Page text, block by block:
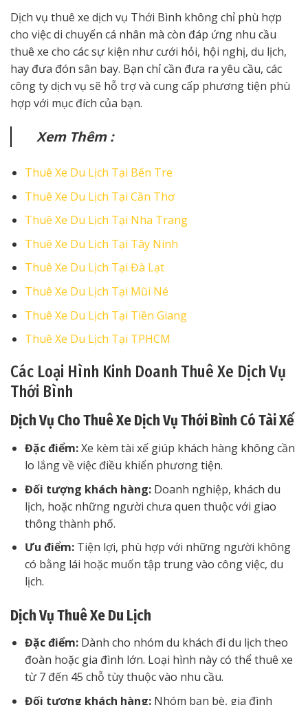
Dịch vụ thuê xe dịch vụ Thới Bình không chỉ phù hợp
cho việc di chuyển cá nhân mà còn đáp ứng nhu cầu
thuê xe cho các sự kiện như cưới hỏi, hội nghị, du lịch,
hay đưa đón sân bay. Bạn chỉ cần đưa ra yêu cầu, các
công ty dịch vụ sẽ hỗ trợ và cung cấp phương tiện phù
hợp với mục đích của bạn.
Xem Thêm :
Thuê Xe Du Lịch Tại Bến Tre
Thuê Xe Du Lịch Tại Cần Thơ
Thuê Xe Du Lịch Tại Nha Trang
Thuê Xe Du Lịch Tại Tây Ninh
Thuê Xe Du Lịch Tại Đà Lạt
Thuê Xe Du Lịch Tại Mũi Né
Thuê Xe Du Lịch Tại Tiền Giang
Thuê Xe Du Lịch Tại TPHCM
Các Loại Hình Kinh Doanh Thuê Xe Dịch Vụ
Thới Bình
Dịch Vụ Cho Thuê Xe Dịch Vụ Thới Bình Có Tài Xế
Đặc điểm:Xe kèm tài xế giúp khách hàng không cần
lo lắng về việc điều khiển phương tiện.
Đối tượng khách hàng:Doanh nghiệp, khách du
lịch, hoặc những người chưa quen thuộc với giao
thông thành phố.
Ưu điểm:Tiện lợi, phù hợp với những người không
có bằng lái hoặc muốn tập trung vào công việc, du
lịch.
Dịch Vụ Thuê Xe Du Lịch
Đặc điểm:Dành cho nhóm du khách đi du lịch theo
đoàn hoặc gia đình lớn. Loại hình này có thể thuê xe
từ 7 đến 45 chỗ tùy thuộc vào nhu cầu.
Đối tượng khách hàng:Nhóm bạn bè, gia đình